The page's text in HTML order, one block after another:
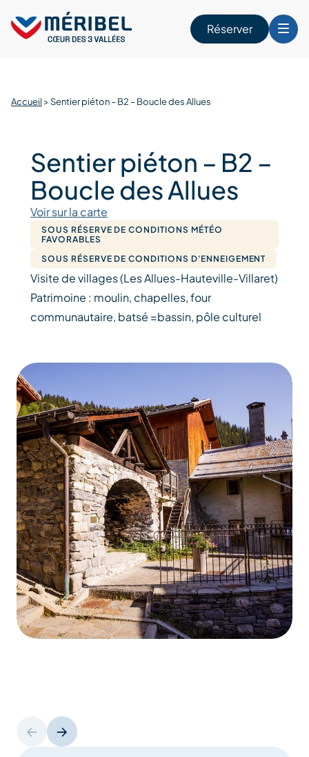
content
Réserver
Accueil >Sentier piéton – B2 – Boucle des Allues
Sentier piéton – B2 –
Boucle des Allues
Voir sur la carte
SOUS RÉSERVE DE CONDITIONS MÉTÉO
FAVORABLES
SOUS RÉSERVE DE CONDITIONS D'ENNEIGEMENT
Visite de villages (Les Allues-Hauteville-Villaret)
Patrimoine : moulin, chapelles, four
communautaire, batsé =bassin, pôle culturel